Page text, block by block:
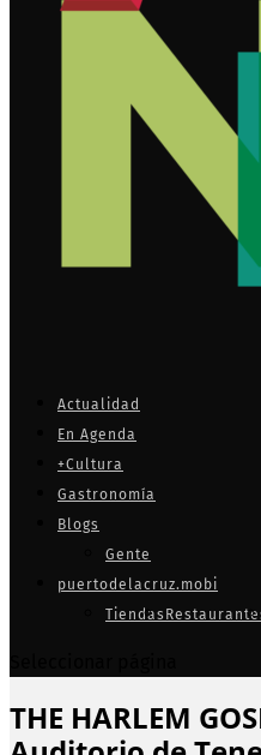
Actualidad
En Agenda
+Cultura
Gastronomía
Blogs
Gente
puertodelacruz.mobi
Tiendas
THE HARLEM